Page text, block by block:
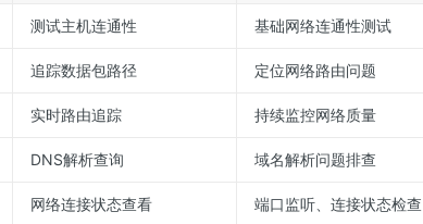
测试主机连通性 基础网络连通性测试
追踪数据包路径 定位网络路由问题
实时路由追踪 持续监控网络质量
DNS解析查询 域名解析问题排查
网络连接状态查看 端口监听、连接状态检查